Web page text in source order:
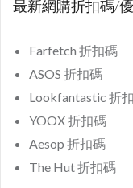
最新網購折扣碼/
Farfetch 折扣碼
ASOS 折扣碼
Lookfantastic 折
YOOX 折扣碼
Aesop 折扣碼
The Hut 折扣碼